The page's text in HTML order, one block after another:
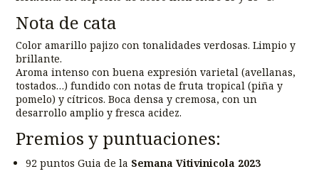
Nota de cata
Color amarillo pajizo con tonalidades verdosas. Limpio y
brillante.
Aroma intenso con buena expresión varietal (avellanas,
tostados…) fundido con notas de fruta tropical (piña y
pomelo) y cítricos. Boca densa y cremosa, con un
desarrollo amplio y fresca acidez.
Premios y puntuaciones:
92 puntos Guia de la Semana Vitivinicola 2023